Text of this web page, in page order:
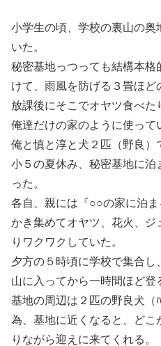
小学生の頃、学校の裏山の奥
いた。
秘密基地っつっても結構本
けて、雨風を防げる３畳ほど
放課後にそこでオヤツ食べ
俺達だけの家のように使って
俺と慎と淳と犬２匹（野良）
小５の夏休み、秘密基地に
った。
各自、親には『○○の家に泊
かき集めてオヤツ、花火、ジ
りワクワクしていた。
夕方の５時頃に学校で集合し
山に入ってから一時間ほど登
基地の周辺は２匹の野良犬（
為、基地に近くなると、ど
りながら迎えに来てくれる。